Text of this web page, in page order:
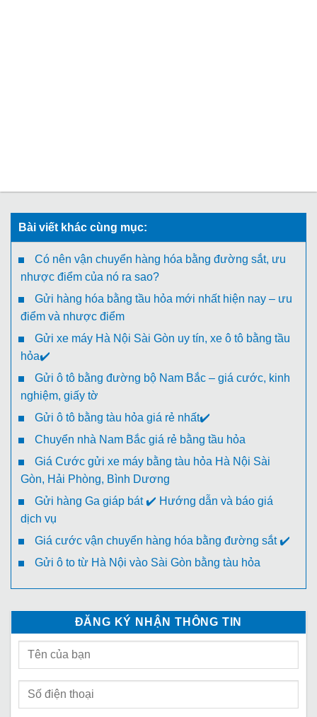
Bài viết khác cùng mục:
Có nên vận chuyển hàng hóa bằng đường sắt, ưu
nhược điểm của nó ra sao?
Gửi hàng hóa bằng tầu hỏa mới nhất hiện nay – ưu
điểm và nhược điểm
Gửi xe máy Hà Nội Sài Gòn uy tín, xe ô tô bằng tầu
hỏa✔️
Gửi ô tô bằng đường bộ Nam Bắc – giá cước, kinh
nghiệm, giấy tờ
Gửi ô tô bằng tàu hỏa giá rẻ nhất✔️
Chuyển nhà Nam Bắc giá rẻ bằng tầu hỏa
Giá Cước gửi xe máy bằng tàu hỏa Hà Nội Sài
Gòn, Hải Phòng, Bình Dương
Gửi hàng Ga giáp bát ✔️ Hướng dẫn và báo giá
dịch vụ
Giá cước vận chuyển hàng hóa bằng đường sắt ✔️
Gửi ô to từ Hà Nội vào Sài Gòn bằng tàu hỏa
ĐĂNG KÝ NHẬN THÔNG TIN